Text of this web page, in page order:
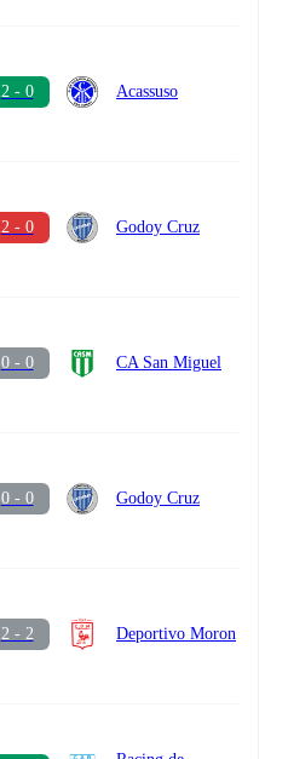
2 - 0 Acassuso
2 - 0 Godoy Cruz
0 - 0 CA San Miguel
0 - 0 Godoy Cruz
2 - 2 Deportivo Moron